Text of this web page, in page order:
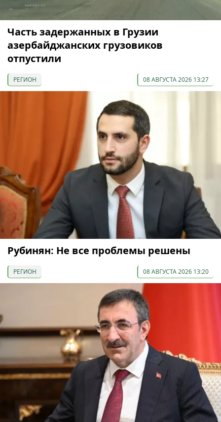
Часть задержанных в Грузии
азербайджанских грузовиков
отпустили
РЕГИОН 08 АВГУСТА 2026 13:27
Рубинян: Не все проблемы решены
РЕГИОН 08 АВГУСТА 2026 13:20